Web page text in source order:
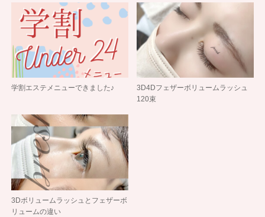
学割エステメニューできました♪
3D4Dフェザーボリュームラッシュ
120束
3Dボリュームラッシュとフェザーボ
リュームの違い